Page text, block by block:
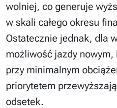
wolniej, co generuje
w skali całego okresu
Ostatecznie jednak, dla
możliwość jazdy
przy minimalnym
priorytetem
odsetek.